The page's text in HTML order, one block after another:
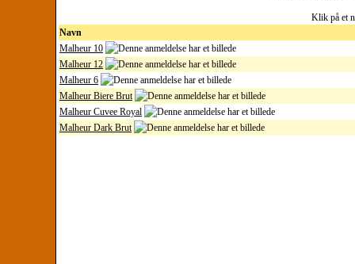
Klik på et
Navn
Malheur 10
Malheur 12
Malheur 6
Malheur Biere Brut
Malheur Cuvee Royal
Malheur Dark Brut